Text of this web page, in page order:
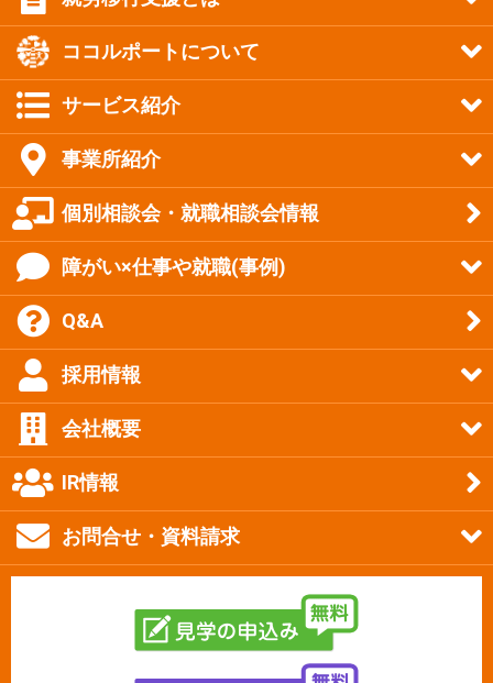
ココルポートについて
サービス紹介
事業所紹介
個別相談会・就職相談会情報
障がい×仕事や就職(事例)
Q&A
採用情報
会社概要
IR情報
お問合せ・資料請求